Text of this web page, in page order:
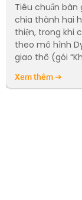
Tiêu chuẩn bàn
chia thành hai
thiện, trong khi
theo mô hình
giao thô (gói
Xem thêm ➔